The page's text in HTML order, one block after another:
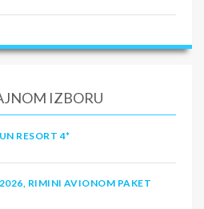
IZBORU
RESORT 4*
RIMINI AVIONOM PAKET